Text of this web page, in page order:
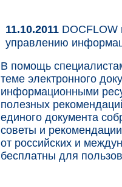
11.10.2011
управлению
В помощь
теме электронного
информационными
полезных
единого документа
советы и
от российских и
бесплатны для